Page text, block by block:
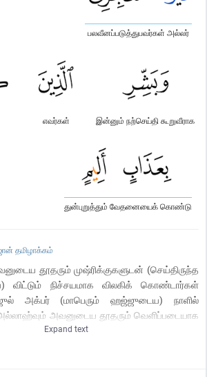
பலவீனப்படுத்துபவர்கள் அல்லர்
இன்னும் நற்செய்தி கூறுவீராக
எவர்கள்
துன்புறுத்தும் வேதனையைக் கொண்டு
தமிழாக்கம்
தூதரும் முஷ்ரிக்குகளுடன் (செய்திருந்த
விட்டும் நிச்சயமாக விலகிக் கொண்டார்கள்
அக்பர் (மாபெரும் ஹஜ்ஜுடைய) நாளில்
அவனுடைய தூதரும் வெளிப்படையாக
எனவே நீங்கள் (இணை வைப்பதிலிருந்து
Expand text